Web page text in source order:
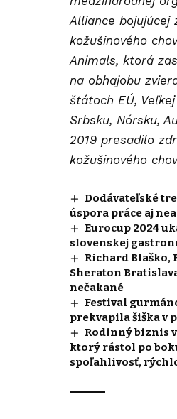
Alliance bojujúcej
kožušinového
Animals, ktorá
na obhajobu
štátoch EÚ,
Srbsku, Nórsku,
2019 presadilo
kožušinového
Dodávateľské
úspora práce aj
Eurocup 2024
slovenskej
Richard Blaško,
Sheraton
nečakané
Festival
prekvapila šiška v
Rodinný biznis
ktorý rástol po
spoľahlivosť,